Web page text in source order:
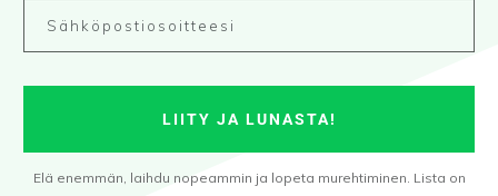
LIITY JA LUNASTA!
Elä enemmän, laihdu nopeammin ja lopeta murehtiminen. Lista on